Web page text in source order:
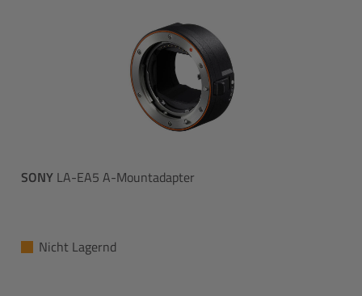
SONY LA-EA5 A-Mountadapter
Nicht Lagernd